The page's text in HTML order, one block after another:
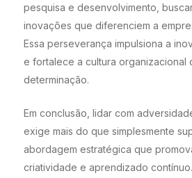
pesquisa e desenvolvimento,
inovações que diferenciem a
Essa perseverança impulsiona a
e fortalece a cultura organizacional
determinação.
Em conclusão, lidar com
exige mais do que simplesmente
abordagem estratégica que
criatividade e aprendizado